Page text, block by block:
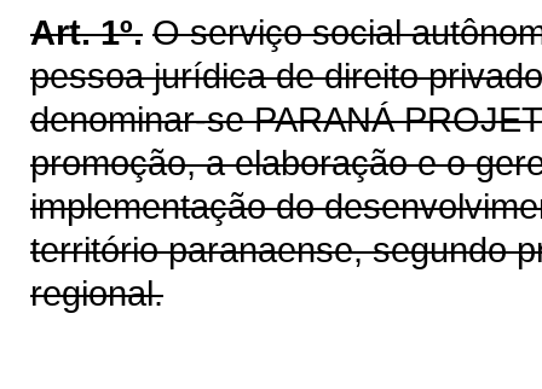
Art. 1º. O serviço social
pessoa jurídica de direito
denominar-se PARANÁ
promoção, a elaboração e o
implementação do
território paranaense, segundo
regional.